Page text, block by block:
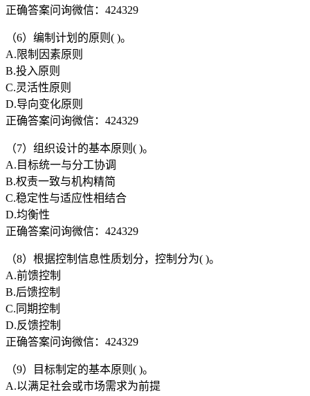
正确答案问询微信：424329
（6）编制计划的原则( )。
A.限制因素原则
B.投入原则
C.灵活性原则
D.导向变化原则
正确答案问询微信：424329
（7）组织设计的基本原则( )。
A.目标统一与分工协调
B.权责一致与机构精简
C.稳定性与适应性相结合
D.均衡性
正确答案问询微信：424329
（8）根据控制信息性质划分，控制分为( )。
A.前馈控制
B.后馈控制
C.同期控制
D.反馈控制
正确答案问询微信：424329
（9）目标制定的基本原则( )。
A.以满足社会或市场需求为前提